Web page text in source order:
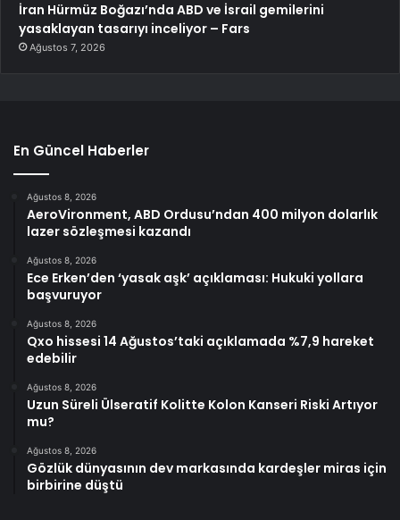
İran Hürmüz Boğazı’nda ABD ve İsrail gemilerini
yasaklayan tasarıyı inceliyor – Fars
Ağustos 7, 2026
En Güncel Haberler
Ağustos 8, 2026
AeroVironment, ABD Ordusu’ndan 400 milyon dolarlık
lazer sözleşmesi kazandı
Ağustos 8, 2026
Ece Erken’den ‘yasak aşk’ açıklaması: Hukuki yollara
başvuruyor
Ağustos 8, 2026
Qxo hissesi 14 Ağustos’taki açıklamada %7,9 hareket
edebilir
Ağustos 8, 2026
Uzun Süreli Ülseratif Kolitte Kolon Kanseri Riski Artıyor
mu?
Ağustos 8, 2026
Gözlük dünyasının dev markasında kardeşler miras için
birbirine düştü